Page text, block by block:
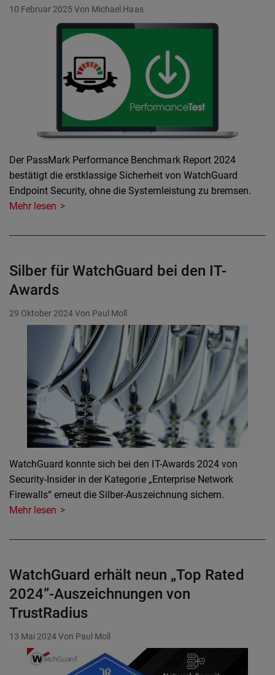
10 Februar 2025 Von Michael Haas
Der PassMark Performance Benchmark Report 2024
bestätigt die erstklassige Sicherheit von WatchGuard
Endpoint Security, ohne die Systemleistung zu bremsen.
Mehr lesen
Silber für WatchGuard bei den IT-
Awards
29 Oktober 2024 Von Paul Moll
WatchGuard konnte sich bei den IT-Awards 2024 von
Security-Insider in der Kategorie „Enterprise Network
Firewalls“ erneut die Silber-Auszeichnung sichern.
Mehr lesen
WatchGuard erhält neun „Top Rated
2024”-Auszeichnungen von
TrustRadius
13 Mai 2024 Von Paul Moll